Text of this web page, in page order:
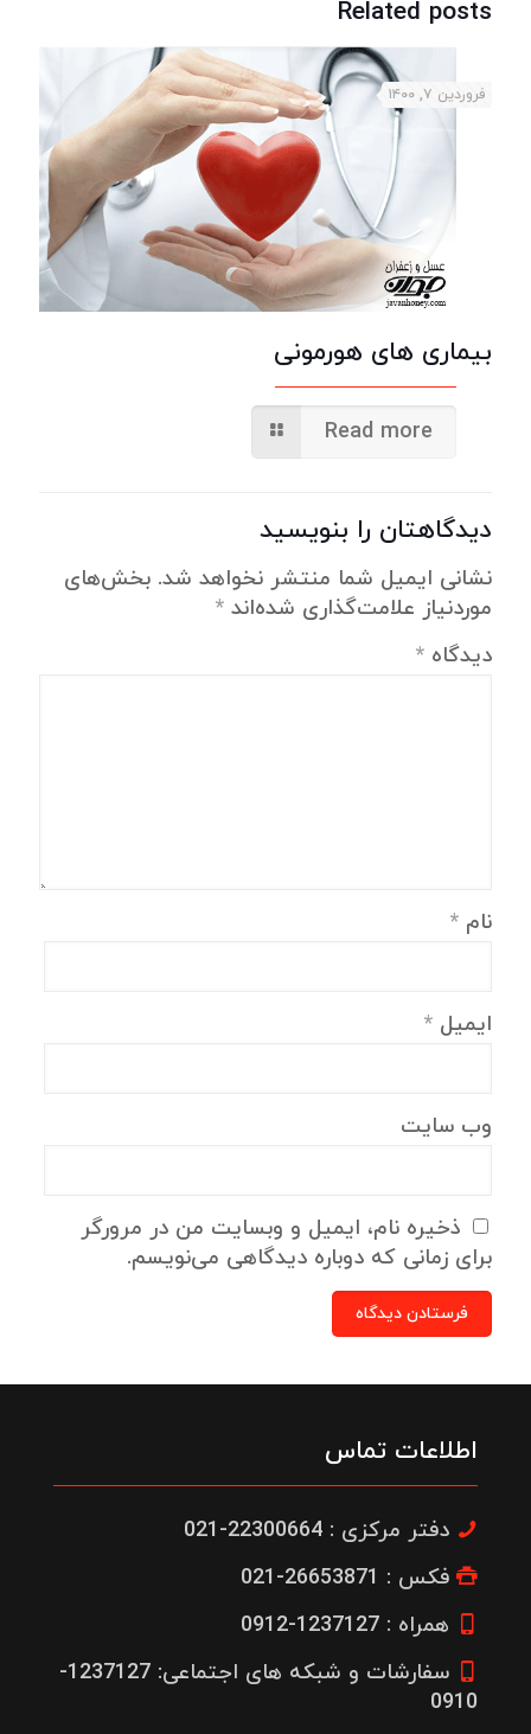
Related posts
فروردین ۷, ۱۴۰۰
بیماری های هورمونی
Read more
دیدگاهتان را بنویسید
نشانی ایمیل شما منتشر نخواهد شد. بخش‌های
موردنیاز علامت‌گذاری شده‌اند *
دیدگاه *
نام *
ایمیل *
وب‌ سایت
ذخیره نام، ایمیل و وبسایت من در مرورگر
برای زمانی که دوباره دیدگاهی می‌نویسم.
اطلاعات تماس
دفتر مرکزی : 22300664-021
فکس : 26653871-021
همراه : 1237127-0912
سفارشات و شبکه های اجتماعی: 1237127-
0910